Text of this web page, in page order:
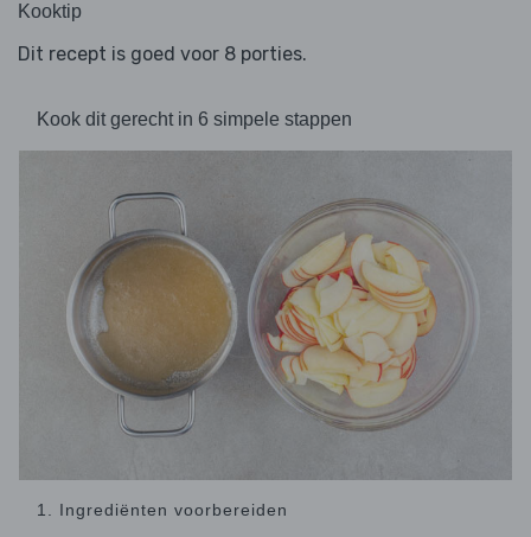
Kooktip
Dit recept is goed voor 8 porties.
Kook dit gerecht in 6 simpele stappen
1. Ingrediënten voorbereiden